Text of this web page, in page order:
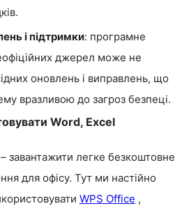
і підтримки: програмне
джерел може не
оновлень і виправлень, що
вразливою до загроз безпеці.
Word, Excel
завантажити легке безкоштовне
для офісу. Тут ми настійно
WPS Office ,